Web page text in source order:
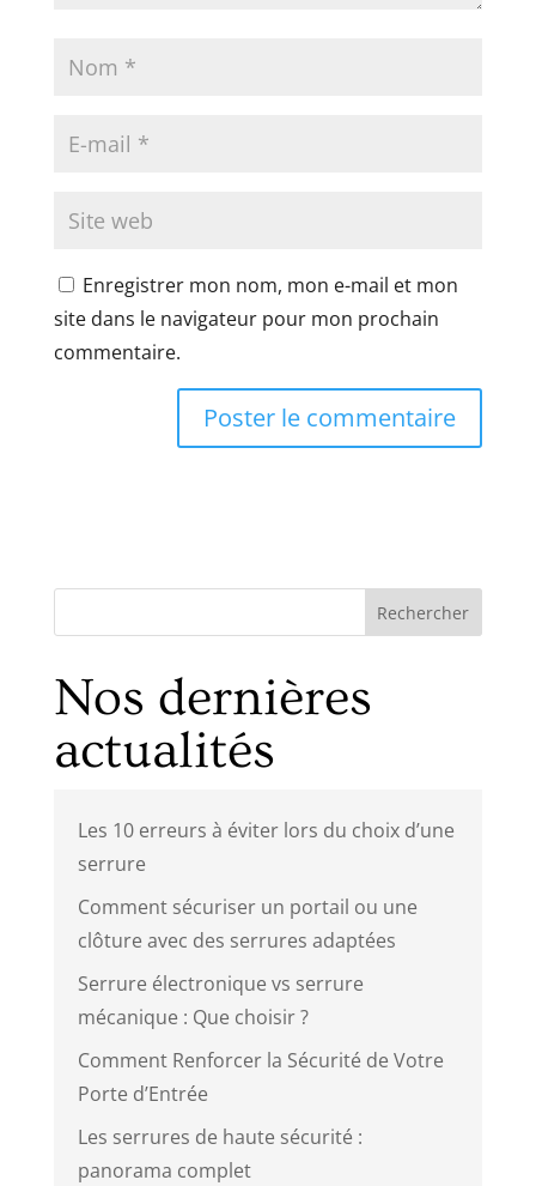
Enregistrer mon nom, mon e-mail et mon
site dans le navigateur pour mon prochain
commentaire.
Rechercher
Nos dernières
actualités
Les 10 erreurs à éviter lors du choix d’une
serrure
Comment sécuriser un portail ou une
clôture avec des serrures adaptées
Serrure électronique vs serrure
mécanique : Que choisir ?
Comment Renforcer la Sécurité de Votre
Porte d’Entrée
Les serrures de haute sécurité :
panorama complet